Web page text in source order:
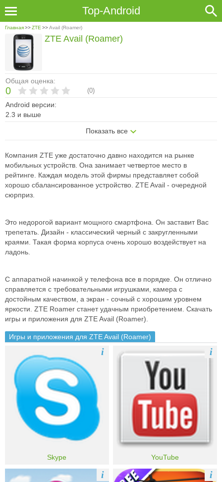
Top-Android
Главная>>ZTE >>Avail (Roamer)
Общая оценка:
0 (0)
Android версии:
2.3 и выше
Показать все
ZTE Avail (Roamer)
Компания ZTE уже достаточно давно находится на рынке
мобильных устройств. Она занимает четвертое место в
рейтинге. Каждая модель этой фирмы представляет собой
хорошо сбалансированное устройство. ZTE Avail - очередной
сюрприз.
Это недорогой вариант мощного смартфона. Он заставит Вас
трепетать. Дизайн - классический черный с закругленными
краями. Такая форма корпуса очень хорошо воздействует на
ладонь.
С аппаратной начинкой у телефона все в порядке. Он отлично
справляется с требовательными игрушками, камера с
достойным качеством, а экран - сочный с хорошим уровнем
яркости. ZTE Roamer станет удачным приобретением. Скачать
игры и приложения для ZTE Avail (Roamer).
Игры и приложения для ZTE Avail (Roamer)
Skype
i
YouTube
i
i i